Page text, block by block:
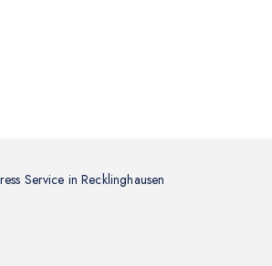
Service in Recklinghausen